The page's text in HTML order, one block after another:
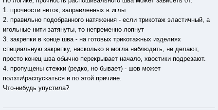
1. прочности ниток, заправленных в иглы
2. правильно подобранного натяжения - если трикотаж эластичный, а
игольные нити затянуты, то непременно лопнут
3. закрепки в конце шва - на готовых трикотажных изделиях
специальную закрепку, насколько я могла наблюдать, не делают,
просто конец шва обычно перекрывает начало, хвостики подрезают.
4. пропущены стежки (редко, но бывает) - шов может
ползти\распускаться и по этой причине.
Что-нибудь упустила?